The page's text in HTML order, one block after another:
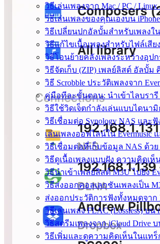
วิธีเล่นเพลงจาก Mac / PC /
วิธีเล่นเพลงของคุณเองบน
วิธีเปลี่ยนปกอัลบั้มสำหรับเพลง
วิธีแก้ไขเนื้อเพลงสำหรับไฟล์เสีย
วิธีโอนย้ายคลังเพลงระหว่างอุป
วิธีจัดเก็บ (ZIP) เพลย์ลิสต์ อัลบั้ม
วิธี Scrobble ประวัติเพลงจาก
คู่มือทีละขั้นตอน: นำเข้าไลบรารี
วิธีใช้วิดเจ็ตกำลังเล่นแบบไดนามิ
วิธีเชื่อมต่อ Synology NAS และ
เล่นเพลงออฟไลน์ใน Evermusic
วิธีเชื่อมต่อที่เก็บข้อมูล NAS ด้วย
วิธีดูเนื้อเพลงแบบฝัง ความคิดเห็
วิธีนำเข้าเพลย์ลิสต์ M3U ไปยัง
วิธีส่งออกคอลเลกชันเพลงเป็น
ส่งออกประวัติการฟังทั้งหมดจาก
วิธีเล่นเพลง FLAC (Lossless) บน
วิธีสตรีมเพลงจาก iCloud Drive บ
วิธีเพิ่มและดูความคิดเห็นในแทร็ก